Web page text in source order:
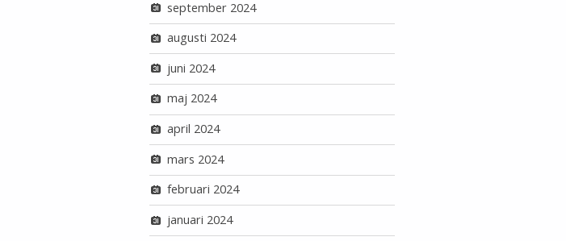
september 2024
augusti 2024
juni 2024
maj 2024
april 2024
mars 2024
februari 2024
januari 2024